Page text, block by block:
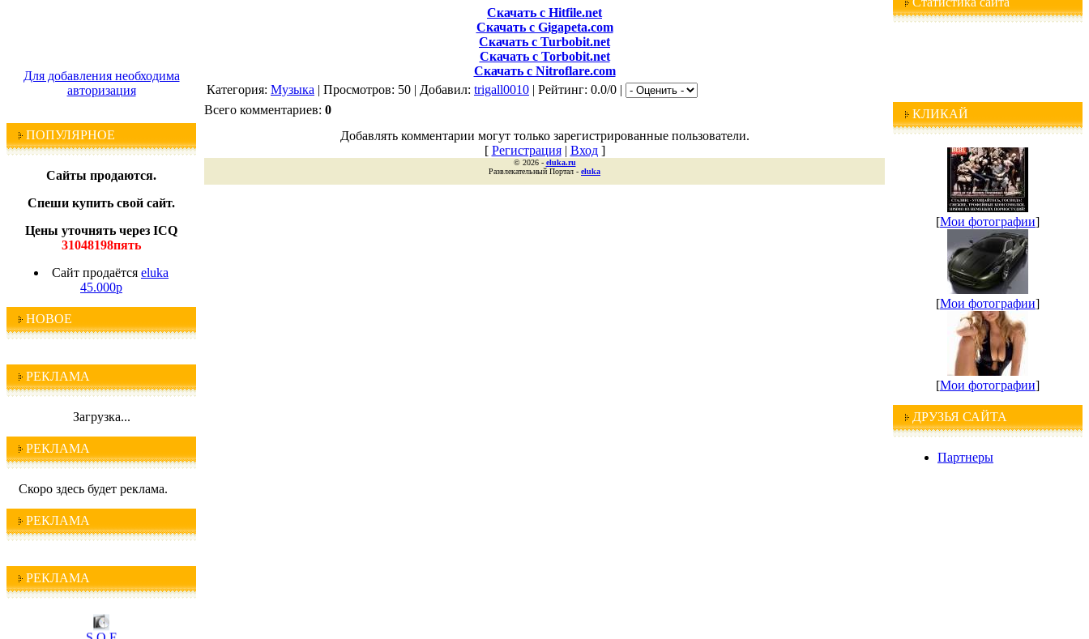
Для добавления необходима
авторизация
ПОПУЛЯРНОЕ
Сайты продаются.
Спеши купить свой сайт.
Цены уточнять через ICQ
31048198пять
Сайт продаётся eluka
45.000р
НОВОЕ
РЕКЛАМА
Загрузка...
РЕКЛАМА
Скоро здесь будет реклама.
РЕКЛАМА
РЕКЛАМАI C Q
S O F
Скачать с Hitfile.net
Скачать с Gigapeta.com
Скачать с Turbobit.net
Скачать с Torbobit.net
Скачать с Nitroflare.com
Категория: Музыка | Просмотров: 50 | Добавил: trigall0010 | Рейтинг: 0.0/0 |
Всего комментариев: 0
Добавлять комментарии могут только зарегистрированные пользователи.
[ Регистрация| Вход]
© 2026 - eluka.ru
Развлекательный Портал - eluka
КЛИКАЙ
[Мои фотографии]
[Мои фотографии]
[Мои фотографии]
ДРУЗЬЯ САЙТА
Партнеры